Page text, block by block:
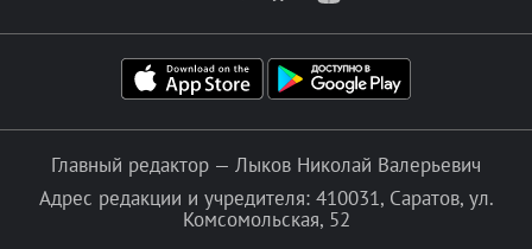
Главный редактор — Лыков Николай Валерьевич
Адрес редакции и учредителя: 410031, Саратов, ул.
Комсомольская, 52